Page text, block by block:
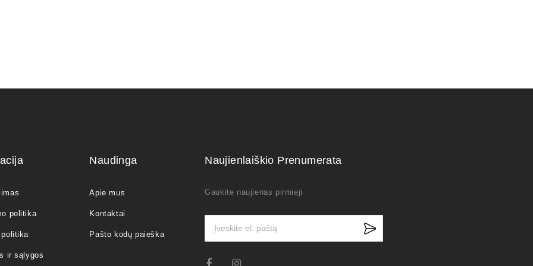
politika
ir sąlygos
Naudinga
Apie mus
Kontaktai
Pašto kodų paieška
Naujienlaiškio Prenumerata
Gaukite naujienas pirmieji